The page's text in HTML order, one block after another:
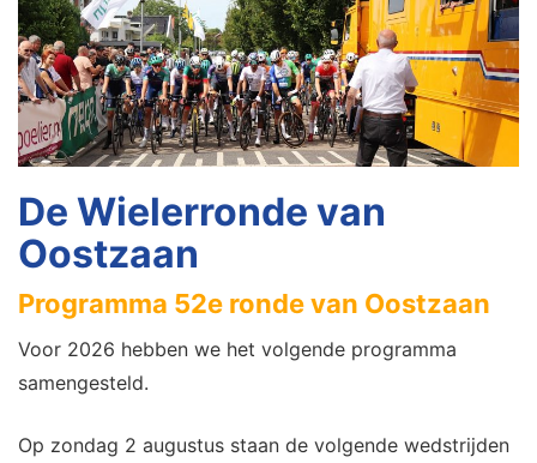
De Wielerronde van
Oostzaan
Programma 52e ronde van Oostzaan
Voor 2026 hebben we het volgende programma
samengesteld.
Op zondag 2 augustus staan de volgende wedstrijden